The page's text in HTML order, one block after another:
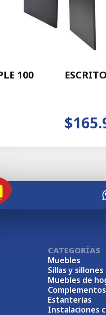
100
CATEGORÍAS
Muebles
Sillas y sillones
Muebles de
Complementos
Estanterias
Instalaciones